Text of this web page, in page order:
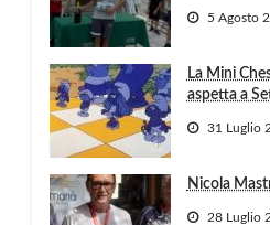
5 Agosto
La Mini
aspetta a
31 Luglio
Nicola
28 Luglio